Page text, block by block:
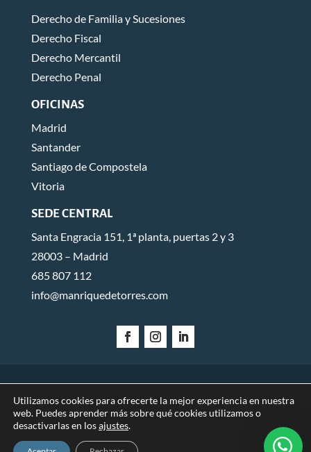
Derecho de Familia y Sucesiones
Derecho Fiscal
Derecho Mercantil
Derecho Penal
OFICINAS
Madrid
Santander
Santiago de Compostela
Vitoria
SEDE CENTRAL
Santa Engracia 151, 1ª planta, puertas 2 y 3
28003 – Madrid
685 807 112
info@manriquedetorres.com
AVISO LEGAL POLÍTICA DE PRIVACIDAD
POLÍTICA DE
COOKIES
Utilizamos cookies para ofrecerte la mejor experiencia en nuestra
web. Puedes aprender más sobre qué cookies utilizamos o
desactivarlas en losajustes.